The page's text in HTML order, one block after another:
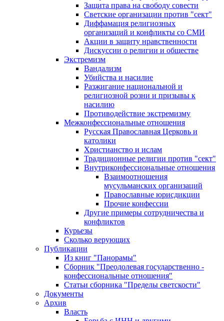
Защита права на свободу совести
Светские организации против "сект"
Диффамация религиозных
организаций и конфликты со СМИ
Акции в защиту нравственности
Дискуссии о религии и обществе
Экстремизм
Вандализм
Убийства и насилие
Разжигание национальной и
религиозной розни и призывы к
насилию
Противодействие экстремизму
Межконфессиональные отношения
Русская Православная Церковь и
католики
Христианство и ислам
Традиционные религии против "сект"
Внутриконфессиональные отношения
Взаимоотношения
мусульманских организаций
Православные юрисдикции
Прочие конфессии
Другие примеры сотрудничества и
конфликтов
Курьезы
Сколько верующих
Публикации
Из книг "Панорамы"
Сборник "Преодолевая государственно -
конфессиональные отношения"
Статьи сборника "Пределы светскости"
Документы
Архив
Власть